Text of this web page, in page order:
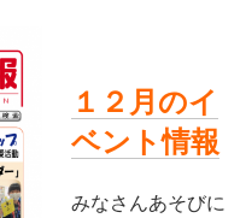
R
K
１２月のイ
ベント情報
みなさんあそびに